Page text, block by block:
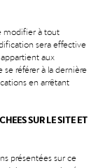
modifier à tout
sera effective
aux
référer à la dernière
en arrêtant
SUR LE SITE ET
présentées sur ce